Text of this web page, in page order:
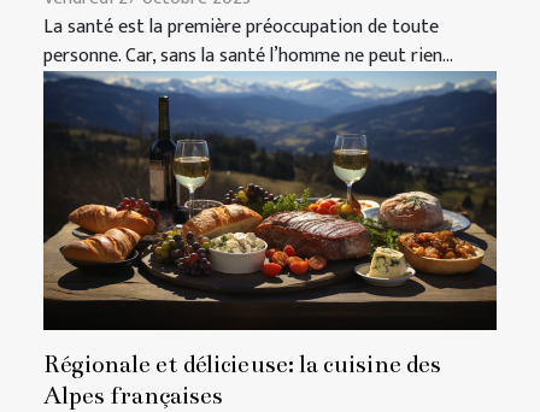
La santé est la première préoccupation de toute
personne. Car, sans la santé l’homme ne peut rien...
Régionale et délicieuse: la cuisine des
Alpes françaises